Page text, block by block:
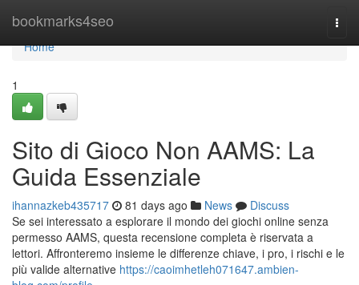
bookmarks4seo
Home
Home
1
Sito di Gioco Non AAMS: La
Guida Essenziale
ihannazkeb435717 81 days ago News
Discuss
Se sei interessato a esplorare il mondo dei giochi online senza
permesso AAMS, questa recensione completa è riservata a
lettori. Affronteremo insieme le differenze chiave, i pro, i rischi e le
più valide alternative https://caoimhetleh071647.ambien-